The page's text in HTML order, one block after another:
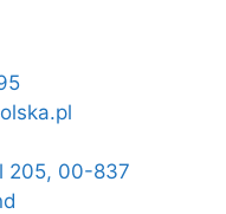
205, 00-837